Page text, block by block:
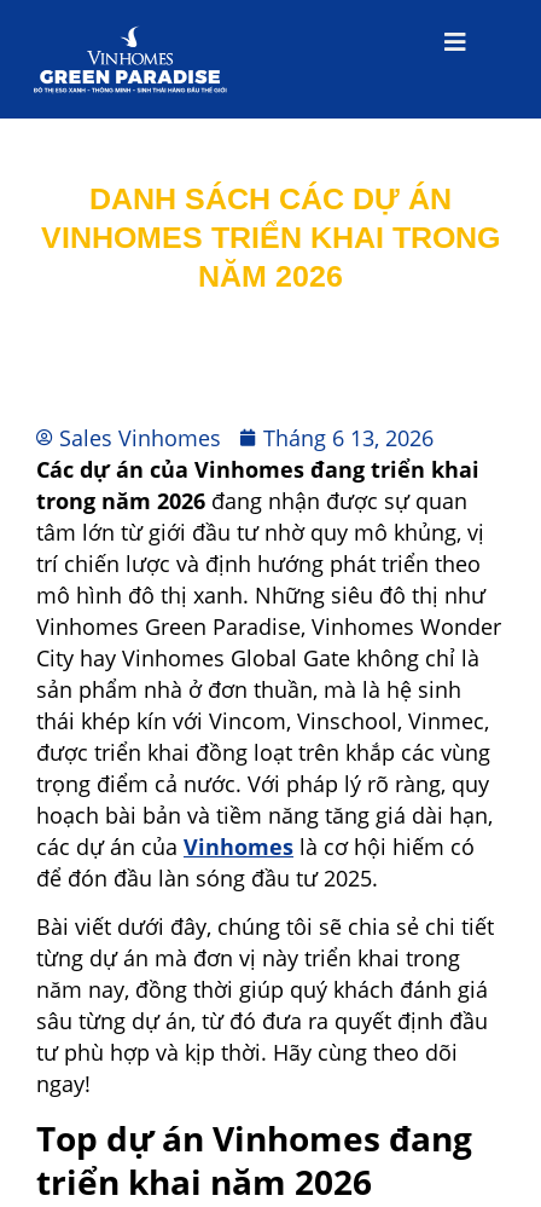
DANH SÁCH CÁC DỰ ÁN
VINHOMES TRIỂN KHAI TRONG
NĂM 2026
Sales Vinhomes
Tháng 6 13, 2026
Các dự án của Vinhomes đang triển khai
trong năm 2026 đang nhận được sự quan
tâm lớn từ giới đầu tư nhờ quy mô khủng, vị
trí chiến lược và định hướng phát triển theo
mô hình đô thị xanh. Những siêu đô thị như
Vinhomes Green Paradise, Vinhomes Wonder
City hay Vinhomes Global Gate không chỉ là
sản phẩm nhà ở đơn thuần, mà là hệ sinh
thái khép kín với Vincom, Vinschool, Vinmec,
được triển khai đồng loạt trên khắp các vùng
trọng điểm cả nước. Với pháp lý rõ ràng, quy
hoạch bài bản và tiềm năng tăng giá dài hạn,
các dự án của Vinhomes là cơ hội hiếm có
để đón đầu làn sóng đầu tư 2025.
Bài viết dưới đây, chúng tôi sẽ chia sẻ chi tiết
từng dự án mà đơn vị này triển khai trong
năm nay, đồng thời giúp quý khách đánh giá
sâu từng dự án, từ đó đưa ra quyết định đầu
tư phù hợp và kịp thời. Hãy cùng theo dõi
ngay!
Top dự án Vinhomes đang
triển khai năm 2026